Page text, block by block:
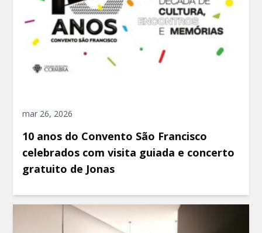
mar 26, 2026
10 anos do Convento São Francisco
celebrados com visita guiada e concerto
gratuito de Jonas